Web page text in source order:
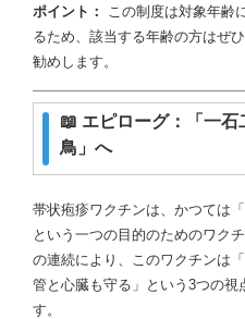
ポイント：
この制度は対象年齢
るため、該当する年齢の方はぜ
勧めします。
📖 エピローグ：「一
鳥」へ
帯状疱疹ワクチンは、かつては
という一つの目的のためのワク
の連続により、このワクチンは
管と心臓も守る」という3つの視
す。